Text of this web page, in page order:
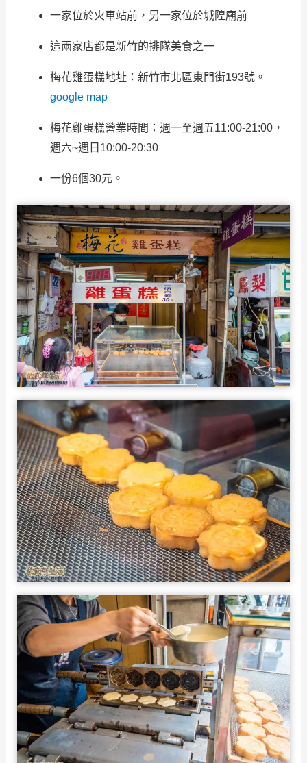
一家位於火車站前，另一家位於城隍廟前
這兩家店都是新竹的排隊美食之一
梅花雞蛋糕地址：新竹市北區東門街193號。
google map
梅花雞蛋糕營業時間：週一至週五11:00-21:00，
週六~週日10:00-20:30
一份6個30元。